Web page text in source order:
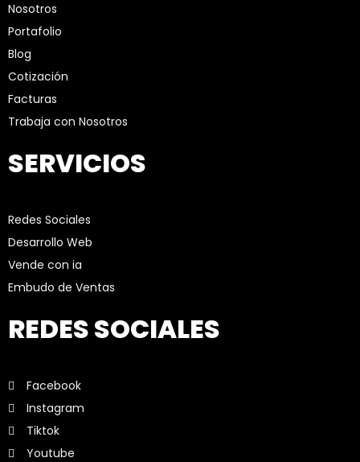
Nosotros
Portafolio
Blog
Cotización
Facturas
Trabaja con Nosotros
SERVICIOS
Redes Sociales
Desarrollo Web
Vende con ia
Embudo de Ventas
REDES SOCIALES
Facebook
Instagram
Tiktok
Youtube